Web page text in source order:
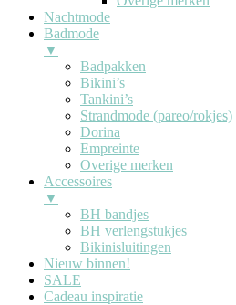
Nachtmode
Badmode
▼
Badpakken
Bikini’s
Tankini’s
Strandmode (pareo/rokjes)
Dorina
Empreinte
Overige merken
Accessoires
▼
BH bandjes
BH verlengstukjes
Bikinisluitingen
Nieuw binnen!
SALE
Cadeau inspiratie